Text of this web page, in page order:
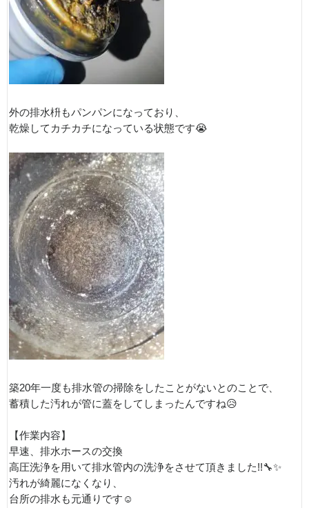
外の排水枡もパンパンになっており、
乾燥してカチカチになっている状態です😭
築20年一度も排水管の掃除をしたことがないとのことで、
蓄積した汚れが管に蓋をしてしまったんですね😥
【作業内容】
早速、排水ホースの交換
高圧洗浄を用いて排水管内の洗浄をさせて頂きました!!🔧✨
汚れが綺麗になくなり、
台所の排水も元通りです☺️